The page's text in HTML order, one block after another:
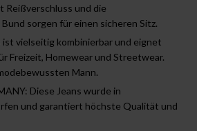
Reißverschluss und die
sorgen für einen sicheren Sitz.
ist vielseitig kombinierbar und eignet
Freizeit, Homewear und Streetwear.
Mann.
Diese Jeans wurde in
und garantiert höchste Qualität und